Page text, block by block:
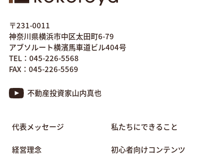
〒231-0011
神奈川県横浜市中区太田町6-79
アブソルート横濱馬車道ビル404号
TEL：045-226-5568
FAX：045-226-5569
不動産投資家山内真也
代表メッセージ 私たちにできること
経営理念 初心者向けコンテンツ